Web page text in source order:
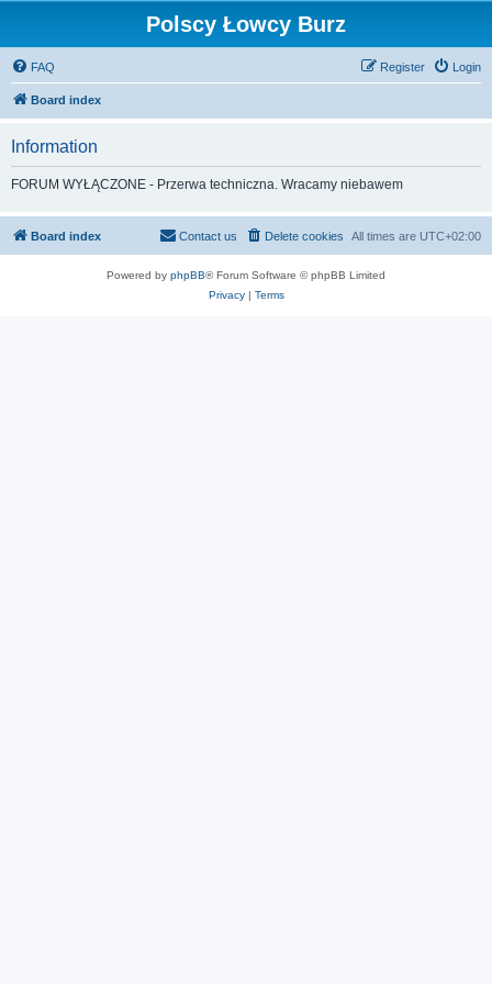
Polscy Łowcy Burz
FAQ Login
Register
Board index
Information
FORUM WYŁĄCZONE - Przerwa techniczna. Wracamy niebawem
Board index All times are UTC+02:00
Delete cookies
Contact us
Powered by phpBB® Forum Software © phpBB Limited
Privacy| Terms